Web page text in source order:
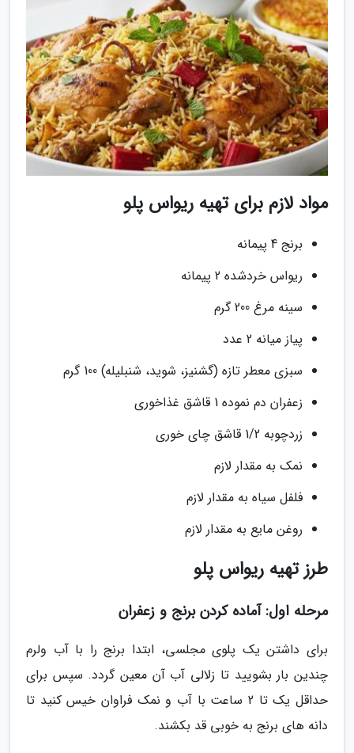
مواد لازم برای تهیه ریواس پلو
برنج 4 پیمانه
ریواس خردشده 2 پیمانه
سینه مرغ 200 گرم
پیاز میانه 2 عدد
سبزی معطر تازه (گشنیز، شوید، شنبلیله) 100 گرم
زعفران دم نموده 1 قاشق غذاخوری
زردچوبه 1/2 قاشق چای خوری
نمک به مقدار لازم
فلفل سیاه به مقدار لازم
روغن مایع به مقدار لازم
طرز تهیه ریواس پلو
مرحله اول: آماده کردن برنج و زعفران
برای داشتن یک پلوی مجلسی، ابتدا برنج را با آب ولرم
چندین بار بشویید تا زلالی آب آن معین گردد. سپس برای
حداقل یک تا 2 ساعت با آب و نمک فراوان خیس کنید تا
دانه های برنج به خوبی قد بکشند.